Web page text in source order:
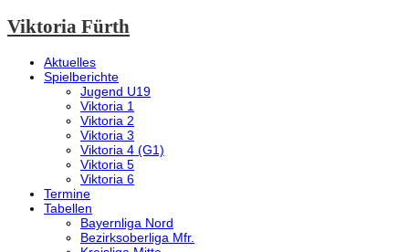
Viktoria Fürth
Aktuelles
Spielberichte
Jugend U19
Viktoria 1
Viktoria 2
Viktoria 3
Viktoria 4 (G1)
Viktoria 5
Viktoria 6
Termine
Tabellen
Bayernliga Nord
Bezirksoberliga Mfr.